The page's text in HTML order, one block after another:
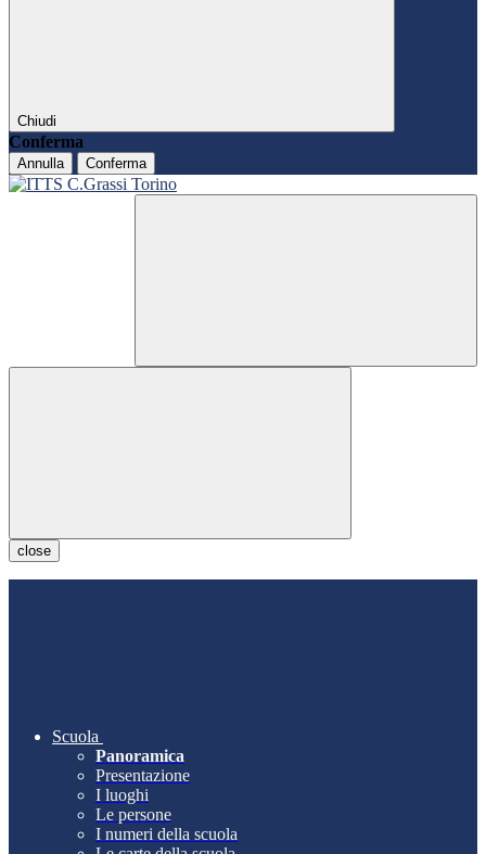
Chiudi
Conferma
Annulla Conferma
close
Scuola
Panoramica
Presentazione
I luoghi
Le persone
I numeri della scuola